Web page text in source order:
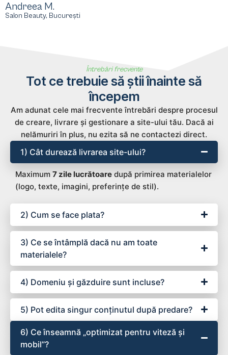
Andreea M.
Salon Beauty, București
Întrebări frecvente
Tot ce trebuie să știi înainte să
începem
Am adunat cele mai frecvente întrebări despre procesul
de creare, livrare și gestionare a site-ului tău. Dacă ai
nelămuriri în plus, nu ezita să ne contactezi direct.
1) Cât durează livrarea site-ului?
Maximum 7 zile lucrătoare după primirea materialelor
(logo, texte, imagini, preferințe de stil).
2) Cum se face plata?
3) Ce se întâmplă dacă nu am toate
materialele?
4) Domeniu și găzduire sunt incluse?
5) Pot edita singur conținutul după predare?
6) Ce înseamnă „optimizat pentru viteză și
mobil”?